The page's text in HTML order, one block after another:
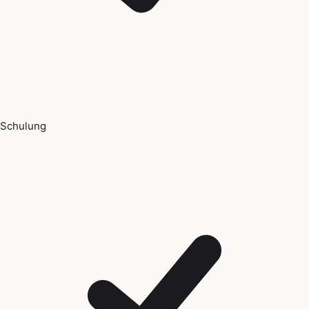
Schulung